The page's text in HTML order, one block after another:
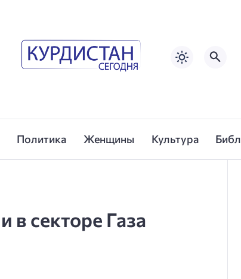
Политика Женщины Культура
в секторе Газа